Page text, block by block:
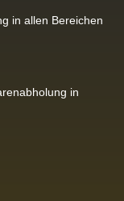
in allen Bereichen
in